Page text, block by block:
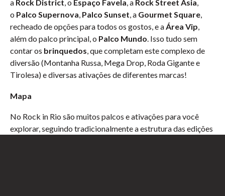
a Rock District , o Espaço Favela , a Rock Street Asia
o Palco Supernova Palco Sunset , a Gourmet Square
recheado de opções para todos os gostos, e a Área Vip
além do palco principal, o Palco Mundo . Isso tudo sem
contar os brinquedos , que completam este complexo de
diversão (Montanha Russa, Mega Drop, Roda Gigante e
Tirolesa) e diversas ativações de diferentes marcas!
Mapa
No Rock in Rio são muitos palcos e ativações para você
explorar, seguindo tradicionalmente a estrutura das edições